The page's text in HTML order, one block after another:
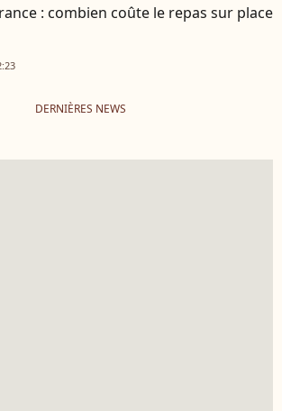
: combien coûte le repas sur place
DERNIÈRES NEWS